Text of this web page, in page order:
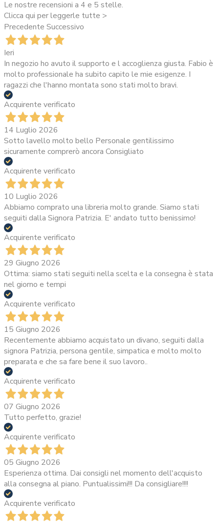
Le nostre recensioni a 4 e 5 stelle.
Clicca qui per leggerle tutte >
Precedente Successivo
Ieri
In negozio ho avuto il supporto e l accoglienza giusta. Fabio è
molto professionale ha subito capito le mie esigenze. I
ragazzi che l'hanno montata sono stati molto bravi.
Acquirente verificato
14 Luglio 2026
Sotto lavello molto bello Personale gentilissimo
sicuramente comprerò ancora Consigliato
Acquirente verificato
10 Luglio 2026
Abbiamo comprato una libreria molto grande. Siamo stati
seguiti dalla Signora Patrizia. E' andato tutto benissimo!
Acquirente verificato
29 Giugno 2026
Ottima: siamo stati seguiti nella scelta e la consegna è stata
nel giorno e tempi
Acquirente verificato
15 Giugno 2026
Recentemente abbiamo acquistato un divano, seguiti dalla
signora Patrizia, persona gentile, simpatica e molto molto
preparata e che sa fare bene il suo lavoro..
Acquirente verificato
07 Giugno 2026
Tutto perfetto, grazie!
Acquirente verificato
05 Giugno 2026
Esperienza ottima. Dai consigli nel momento dell'acquisto
alla consegna al piano. Puntualissimi!!! Da consigliare!!!!
Acquirente verificato